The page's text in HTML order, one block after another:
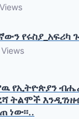
የሩስያ_አፍሪካ
የኢትዮጵያን
ትልሞች
ነው፡፡..